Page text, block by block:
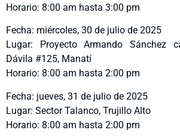
Horario: 8:00 am hasta 3:00 pm
Fecha: miércoles, 30 de julio de 2025
Lugar: Proyecto Armando Sánchez
Dávila #125, Manatí
Horario: 8:00 am hasta 2:00 pm
Fecha: jueves, 31 de julio de 2025
Lugar: Sector Talanco, Trujillo Alto
Horario: 8:00 am hasta 2:00 pm